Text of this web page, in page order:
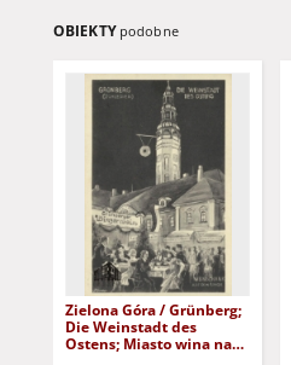
OBIEKTY podobne
Zielona Góra / Grünberg;
Die Weinstadt des
Ostens; Miasto wina na